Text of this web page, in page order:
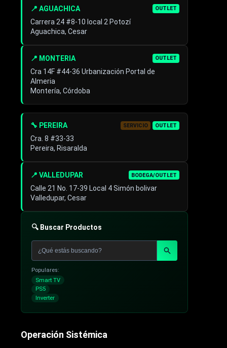
📍 AGUACHICA OUTLET
Carrera 24 #8-10 local 2 Potozí
Aguachica, Cesar
📍 MONTERIA OUTLET
Cra 14F #44-36 Urbanización Portal de
Almeria
Montería, Córdoba
📍 VALLEDUPAR BODEGA/OUTLET
Calle 21 No. 17-39 Local 4 Simón bolivar
Valledupar, Cesar
🔧 PEREIRA SERVICIO OUTLET
Cra. 8 #33-33
Pereira, Risaralda
🔍 Buscar Productos
Populares:
Smart TV
PS5
Inverter
Operación Sistémica